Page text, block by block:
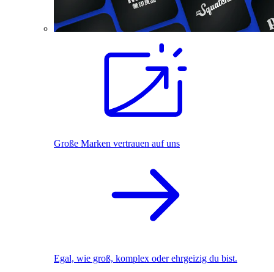
Große Marken vertrauen auf uns
Egal, wie groß, komplex oder ehrgeizig du bist.